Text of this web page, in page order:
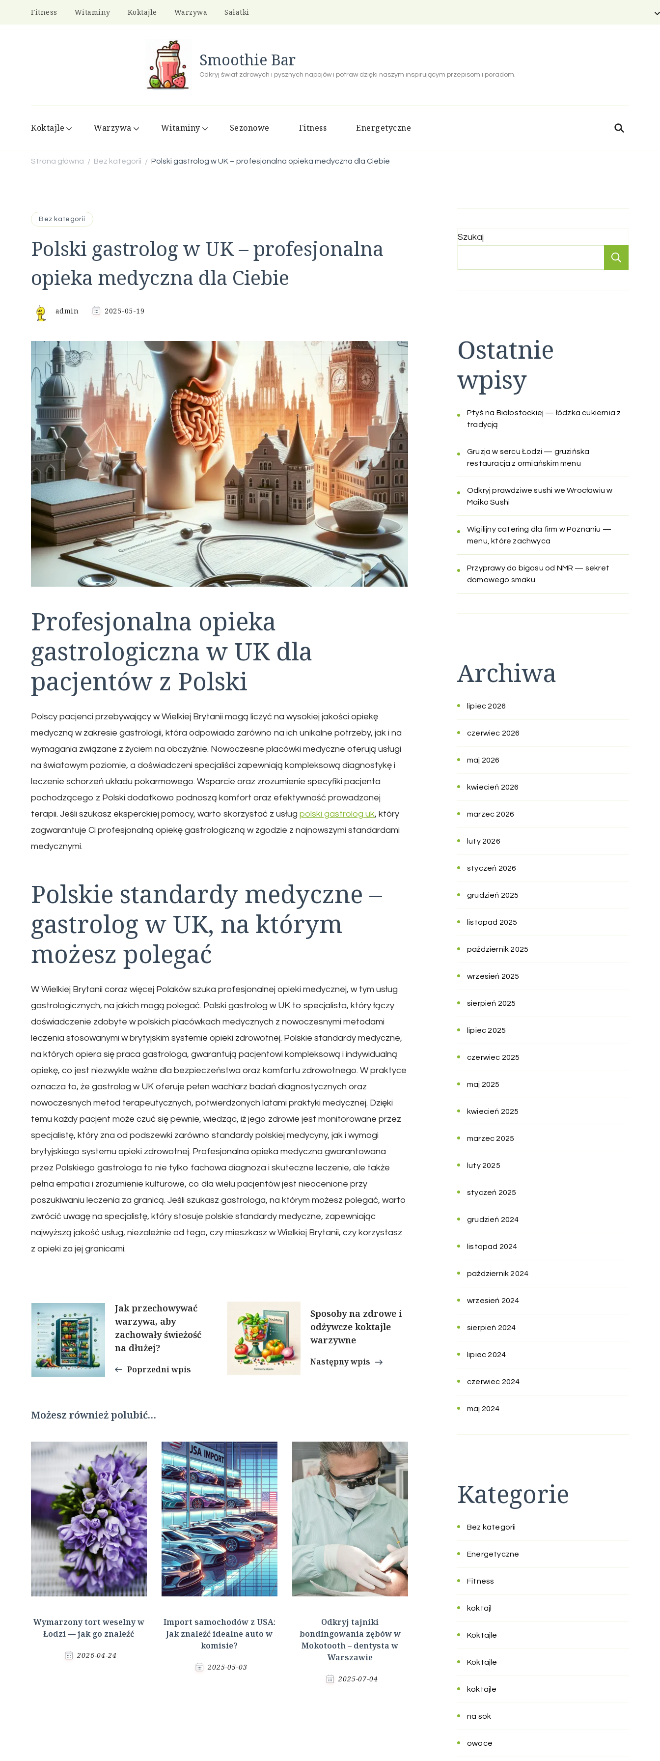
Fitness Witaminy Koktajle Warzywa Sałatki
Smoothie Bar
Odkryj świat zdrowych i pysznych napojów i potraw dzięki naszym inspirującym przepisom i poradom.
Koktajle Warzywa Witaminy Sezonowe Fitness Energetyczne
Strona główna / Bez kategorii / Polski gastrolog w UK – profesjonalna opieka medyczna dla Ciebie
Bez kategorii
Polski gastrolog w UK – profesjonalna
opieka medyczna dla Ciebie
admin 2025-05-19
Profesjonalna opieka
gastrologiczna w UK dla
pacjentów z Polski
Polscy pacjenci przebywający w Wielkiej Brytanii mogą liczyć na wysokiej jakości opiekę
medyczną w zakresie gastrologii, która odpowiada zarówno na ich unikalne potrzeby, jak i na
wymagania związane z życiem na obczyźnie. Nowoczesne placówki medyczne oferują usługi
na światowym poziomie, a doświadczeni specjaliści zapewniają kompleksową diagnostykę i
leczenie schorzeń układu pokarmowego. Wsparcie oraz zrozumienie specyfiki pacjenta
pochodzącego z Polski dodatkowo podnoszą komfort oraz efektywność prowadzonej
terapii. Jeśli szukasz eksperckiej pomocy, warto skorzystać z usług polski gastrolog uk, który
zagwarantuje Ci profesjonalną opiekę gastrologiczną w zgodzie z najnowszymi standardami
medycznymi.
Polskie standardy medyczne –
gastrolog w UK, na którym
możesz polegać
W Wielkiej Brytanii coraz więcej Polaków szuka profesjonalnej opieki medycznej, w tym usług
gastrologicznych, na jakich mogą polegać. Polski gastrolog w UK to specjalista, który łączy
doświadczenie zdobyte w polskich placówkach medycznych z nowoczesnymi metodami
leczenia stosowanymi w brytyjskim systemie opieki zdrowotnej. Polskie standardy medyczne,
na których opiera się praca gastrologa, gwarantują pacjentowi kompleksową i indywidualną
opiekę, co jest niezwykle ważne dla bezpieczeństwa oraz komfortu zdrowotnego. W praktyce
oznacza to, że gastrolog w UK oferuje pełen wachlarz badań diagnostycznych oraz
nowoczesnych metod terapeutycznych, potwierdzonych latami praktyki medycznej. Dzięki
temu każdy pacjent może czuć się pewnie, wiedząc, iż jego zdrowie jest monitorowane przez
specjalistę, który zna od podszewki zarówno standardy polskiej medycyny, jak i wymogi
brytyjskiego systemu opieki zdrowotnej. Profesjonalna opieka medyczna gwarantowana
przez Polskiego gastrologa to nie tylko fachowa diagnoza i skuteczne leczenie, ale także
pełna empatia i zrozumienie kulturowe, co dla wielu pacjentów jest nieocenione przy
poszukiwaniu leczenia za granicą. Jeśli szukasz gastrologa, na którym możesz polegać, warto
zwrócić uwagę na specjalistę, który stosuje polskie standardy medyczne, zapewniając
najwyższą jakość usług, niezależnie od tego, czy mieszkasz w Wielkiej Brytanii, czy korzystasz
z opieki za jej granicami.
Nawigacja
wpisu
Jak przechowywać
warzywa, aby
zachowały świeżość
na dłużej?
Poprzedni wpis
Sposoby na zdrowe i
odżywcze koktajle
warzywne
Następny wpis
Możesz również polubić…
Wymarzony tort weselny w
Łodzi — jak go znaleźć
2026-04-24
Import samochodów z USA:
Jak znaleźć idealne auto w
komisie?
2025-05-03
Odkryj tajniki
bondingowania zębów w
Mokotooth – dentysta w
Warszawie
2025-07-04
Szukaj
Ostatnie
wpisy
Ptyś na Białostockiej — łódzka cukiernia z
tradycją
Gruzja w sercu Łodzi — gruzińska
restauracja z ormiańskim menu
Odkryj prawdziwe sushi we Wrocławiu w
Maiko Sushi
Wigilijny catering dla firm w Poznaniu —
menu, które zachwyca
Przyprawy do bigosu od NMR — sekret
domowego smaku
Archiwa
lipiec 2026
czerwiec 2026
maj 2026
kwiecień 2026
marzec 2026
luty 2026
styczeń 2026
grudzień 2025
listopad 2025
październik 2025
wrzesień 2025
sierpień 2025
lipiec 2025
czerwiec 2025
maj 2025
kwiecień 2025
marzec 2025
luty 2025
styczeń 2025
grudzień 2024
listopad 2024
październik 2024
wrzesień 2024
sierpień 2024
lipiec 2024
czerwiec 2024
maj 2024
Kategorie
Bez kategorii
Energetyczne
Fitness
koktajl
Koktajle
Koktajle
koktajle
na sok
owoce